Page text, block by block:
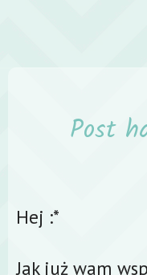
Post
Hej :*
Jak już wam